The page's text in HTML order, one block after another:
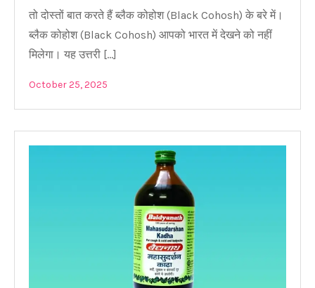
तो दोस्तों बात करते हैं ब्लैक कोहोश (Black Cohosh) के बरे में।
ब्लैक कोहोश (Black Cohosh) आपको भारत में देखने को नहीं
मिलेगा। यह उत्तरी […]
October 25, 2025